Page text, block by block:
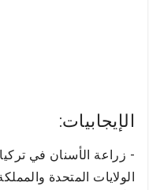
الإيجابيات:
الولايات المتحدة